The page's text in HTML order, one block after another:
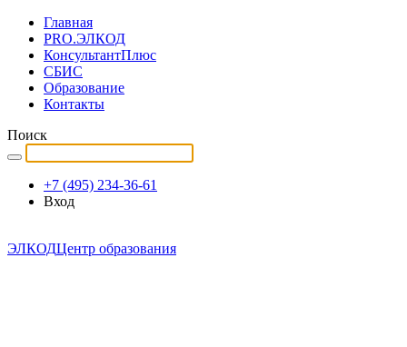
Главная
PRO.ЭЛКОД
КонсультантПлюс
СБИС
Образование
Контакты
Поиск
+7 (495) 234-36-61
Вход
ЭЛКОДЦентр образования